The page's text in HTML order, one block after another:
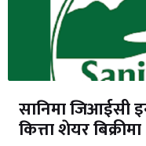
सानिमा जिआईसी
कित्ता शेयर बिक्रीमा